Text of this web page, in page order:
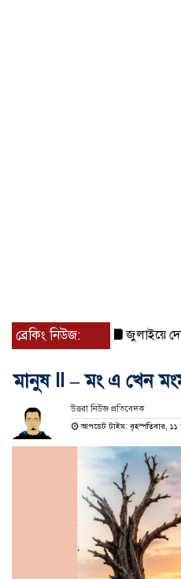
ব্রেকিং নিউজ: জুলাইয়ে
মানুষ ll – মং এ খেন
উত্তরা নিউজ প্রতিবেদক
আপডেট টাইম: বৃহস্পতিবার,